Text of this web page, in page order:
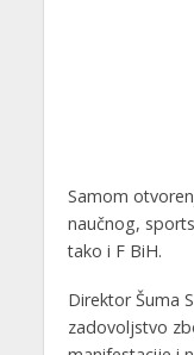
Samom
naučnog,
tako i F BiH.
Direktor Šuma
zadovoljstvo